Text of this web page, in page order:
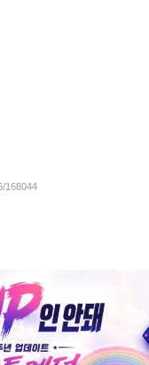
168044